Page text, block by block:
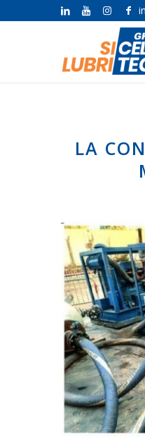
LA